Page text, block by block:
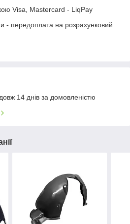
Visa, Mastercard - LiqPay
- передоплата на розрахунковий
14 днів за домовленістю